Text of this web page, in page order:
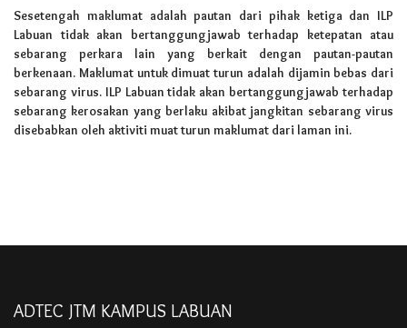
Sesetengah maklumat adalah pautan dari pihak ketiga dan ILP
Labuan tidak akan bertanggungjawab terhadap ketepatan atau
sebarang perkara lain yang berkait dengan pautan-pautan
berkenaan. Maklumat untuk dimuat turun adalah dijamin bebas dari
sebarang virus. ILP Labuan tidak akan bertanggungjawab terhadap
sebarang kerosakan yang berlaku akibat jangkitan sebarang virus
disebabkan oleh aktiviti muat turun maklumat dari laman ini.
ADTEC JTM KAMPUS LABUAN